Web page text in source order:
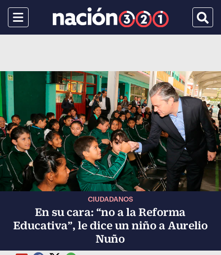
Menu
CIUDADANOS
En su cara: “no a la Reforma
Educativa”, le dice un niño a Aurelio
Nuño